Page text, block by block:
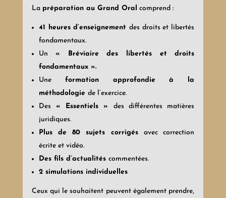
La préparation au Grand Oral comprend :
41 heures d’enseignement des droits et libertés
fondamentaux.
Un « Bréviaire des libertés et droits
fondamentaux ».
Une formation approfondie à la
méthodologie de l’exercice.
Des « Essentiels » des différentes matières
juridiques.
Plus de 80 sujets corrigés avec correction
écrite et vidéo.
Des fils d’actualités commentées.
2 simulations individuelles
Ceux qui le souhaitent peuvent également prendre,